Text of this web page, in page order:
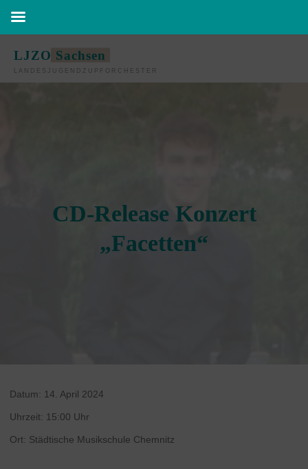
Inhalt
springen
LJZO Sachsen
LANDESJUGENDZUPFORCHESTER
CD-Release Konzert
„Facetten“
Datum: 14. April 2024
Uhrzeit: 15:00 Uhr
Ort: Städtische Musikschule Chemnitz